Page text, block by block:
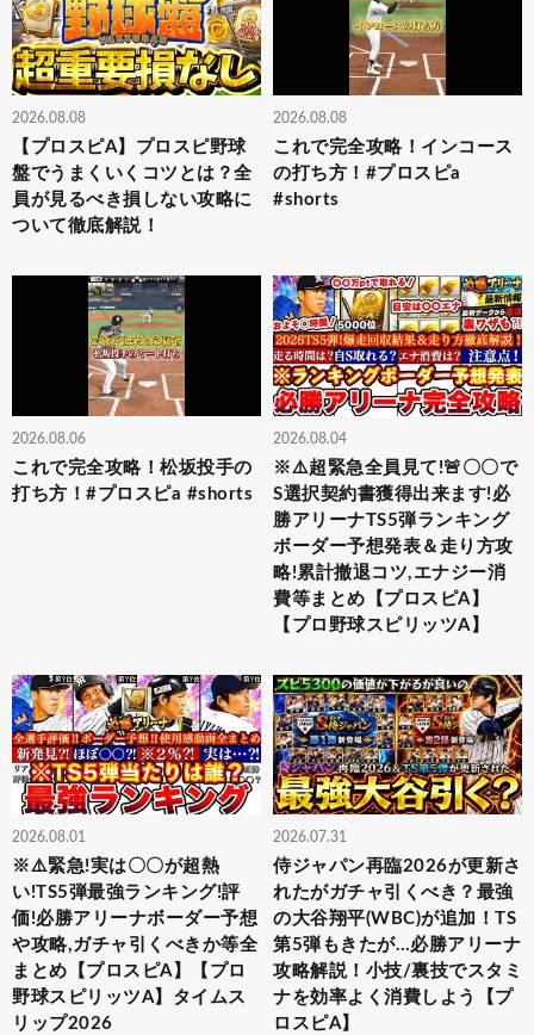
2026.08.08
【プロスピA】プロスピ野球
盤でうまくいくコツとは？全
員が見るべき損しない攻略に
ついて徹底解説！
2026.08.08
これで完全攻略！インコース
の打ち方！#プロスピa
#shorts
2026.08.06
これで完全攻略！松坂投手の
打ち方！#プロスピa #shorts
2026.08.04
※⚠️超緊急全員見て!🚨〇〇で
S選択契約書獲得出来ます!必
勝アリーナTS5弾ランキング
ボーダー予想発表＆走り方攻
略!累計撤退コツ,エナジー消
費等まとめ【プロスピA】
【プロ野球スピリッツA】
2026.08.01
※⚠️緊急!実は〇〇が超熱
い!TS5弾最強ランキング!評
価!必勝アリーナボーダー予想
や攻略,ガチャ引くべきか等全
まとめ【プロスピA】【プロ
野球スピリッツA】タイムス
リップ2026
2026.07.31
侍ジャパン再臨2026が更新さ
れたがガチャ引くべき？最強
の大谷翔平(WBC)が追加！TS
第5弾もきたが…必勝アリーナ
攻略解説！小技/裏技でスタミ
ナを効率よく消費しよう【プ
ロスピA】